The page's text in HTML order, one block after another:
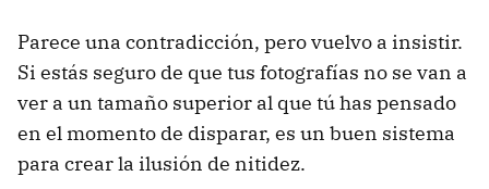
Parece una contradicción, pero vuelvo a insistir.
Si estás seguro de que tus fotografías no se van a
ver a un tamaño superior al que tú has pensado
en el momento de disparar, es un buen sistema
para crear la ilusión de nitidez.